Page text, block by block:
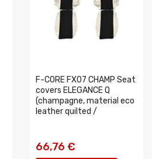
F-CORE FX07 CHAMP Seat
covers ELEGANCE Q
(champagne, material eco
leather quilted /
66,76 €